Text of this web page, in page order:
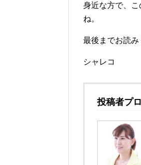
身近な方で、
ね。
最後までお読み
シャレコ
投稿者プ